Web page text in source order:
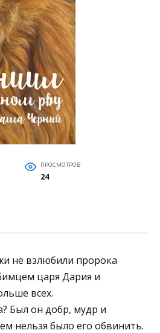
ПРОСМОТРОВ
24
не взлюбили пророка
царя Дария и
всех.
Был он добр, мудр и
нельзя было его обвинить.